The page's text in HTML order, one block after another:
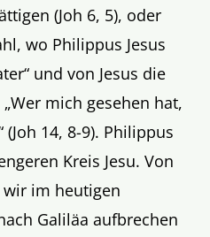
(Joh 6, 5), oder
wo Philippus Jesus
und von Jesus die
mich gesehen hat,
(Joh 14, 8-9). Philippus
Kreis Jesu. Von
im heutigen
Galiläa aufbrechen